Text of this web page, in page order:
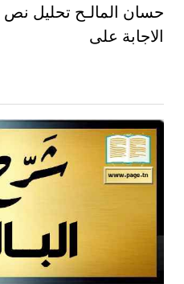
حسان المالـح تحليل
الاجابة على